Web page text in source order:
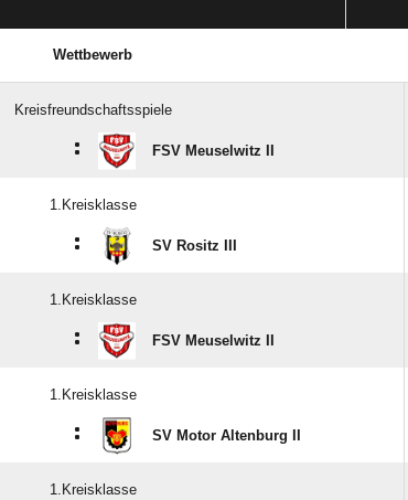
Wettbewerb
Kreisfreundschaftsspiele
: FSV Meuselwitz II
1.Kreisklasse
: SV Rositz III
1.Kreisklasse
: FSV Meuselwitz II
1.Kreisklasse
: SV Motor Altenburg II
1.Kreisklasse